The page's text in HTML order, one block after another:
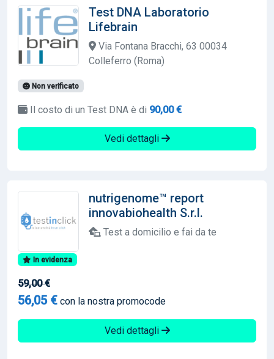
Test DNA Laboratorio
Lifebrain
Via Fontana Bracchi, 63 00034
Colleferro (Roma)
Non verificato
Il costo di un Test DNA è di 90,00 €
Vedi dettagli
nutrigenome™ report
innovabiohealth S.r.l.
Test a domicilio e fai da te
In evidenza
59,00 €
56,05 € con la nostra promocode
Vedi dettagli